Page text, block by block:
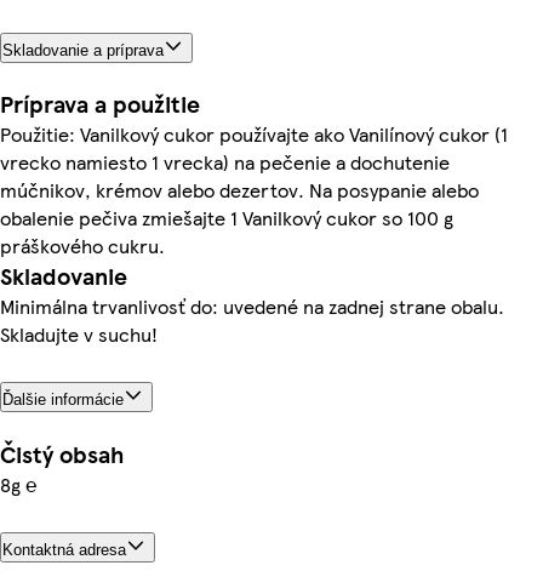
Skladovanie a príprava
Príprava a použitie
Použitie: Vanilkový cukor používajte ako Vanilínový cukor (1
vrecko namiesto 1 vrecka) na pečenie a dochutenie
múčnikov, krémov alebo dezertov. Na posypanie alebo
obalenie pečiva zmiešajte 1 Vanilkový cukor so 100 g
práškového cukru.
Skladovanie
Minimálna trvanlivosť do: uvedené na zadnej strane obalu.
Skladujte v suchu!
Ďalšie informácie
Čistý obsah
8g ℮
Kontaktná adresa